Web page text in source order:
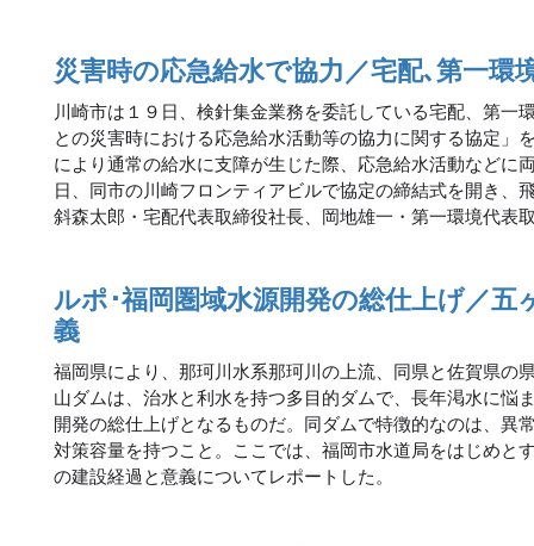
災害時の応急給水で協力／宅配､第一環
川崎市は１９日、検針集金業務を委託している宅配、第一
との災害時における応急給水活動等の協力に関する協定」
により通常の給水に支障が生じた際、応急給水活動などに
日、同市の川崎フロンティアビルで協定の締結式を開き、
斜森太郎・宅配代表取締役社長、岡地雄一・第一環境代表
ルポ･福岡圏域水源開発の総仕上げ／五
義
福岡県により、那珂川水系那珂川の上流、同県と佐賀県の
山ダムは、治水と利水を持つ多目的ダムで、長年渇水に悩
開発の総仕上げとなるものだ。同ダムで特徴的なのは、異
対策容量を持つこと。ここでは、福岡市水道局をはじめと
の建設経過と意義についてレポートした。